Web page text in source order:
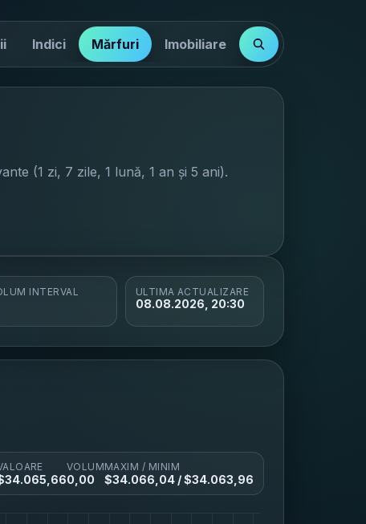
Indici Mărfuri Imobiliare
(1 zi, 7 zile, 1 lună, 1 an și 5 ani).
INTERVAL ULTIMA ACTUALIZARE
08.08.2026, 20:30
34.065,66
VOLUM
0,00
MAXIM / MINIM
$34.066,04 / $34.063,96